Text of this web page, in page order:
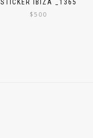
STICKER IBIZA _1365
$500